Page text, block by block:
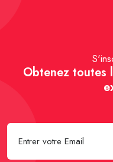
Obtenez toutes